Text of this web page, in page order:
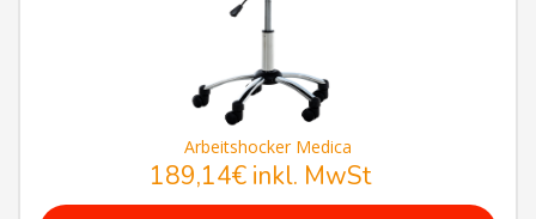
Arbeitshocker Medica
189,14€inkl. MwSt